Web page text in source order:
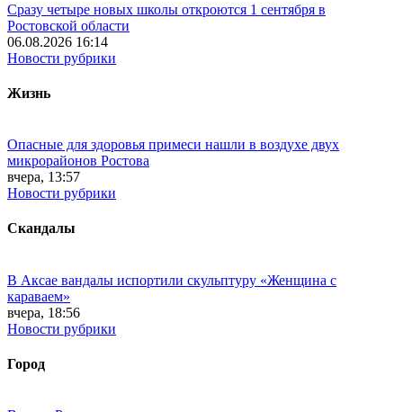
Сразу четыре новых школы откроются 1 сентября в
Ростовской области
06.08.2026 16:14
Новости рубрики
Жизнь
Опасные для здоровья примеси нашли в воздухе двух
микрорайонов Ростова
вчера, 13:57
Новости рубрики
Скандалы
В Аксае вандалы испортили скульптуру «Женщина с
караваем»
вчера, 18:56
Новости рубрики
Город